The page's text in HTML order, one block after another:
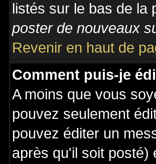
listés sur le bas de la
poster de nouveaux
Revenir en haut de
Comment puis-je
A moins que vous
pouvez seulement
pouvez éditer un
après qu'il soit